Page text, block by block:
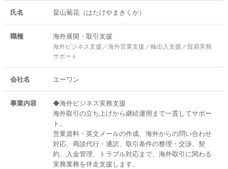
・シンガポール拠点設立支援
（不動産契約書の翻訳・内容解読、現地ブローカーとの調整）
・輸入販売業務
（食品輸入届出書作成、通関書類確認、食品表示ラベル作成、EC運
営、商品ページ・販促素材作成）
・長野県・JETRO主催 海外商談会での通訳対応
氏名 畠山菊花（はたけやまきくか）
職種 海外展開・取引支援
海外ビジネス支援／海外営業支援／輸出入支援／貿易実務
サポート
会社名 エーワン
事業内容
◆海外ビジネス実務支援
海外取引の立ち上げから継続運用まで一貫してサポー
ト。
営業資料・英文メールの作成、海外からの問い合わせ
対応、商談代行・通訳、取引条件の整理・交渉、契
約、入金管理、トラブル対応まで、海外取引に関わる
実務業務を伴走支援します。